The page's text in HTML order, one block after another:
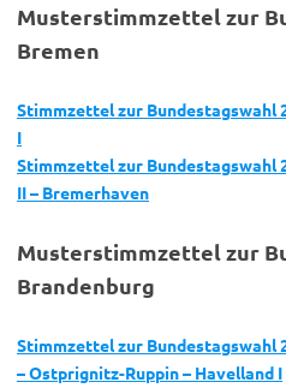
Musterstimmzettel zur
Bremen
Stimmzettel zur Bundestagswahl
I
Stimmzettel zur Bundestagswahl
II – Bremerhaven
Musterstimmzettel zur
Brandenburg
Stimmzettel zur Bundestagswahl
– Ostprignitz-Ruppin – Havelland I